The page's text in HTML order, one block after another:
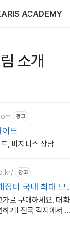
ACADEMY
소개
광고
이드
, 비지니스 상담
광고
장터 국내 최대 브
가로 구매하세요. 대화
게! 전국 각지에서 올